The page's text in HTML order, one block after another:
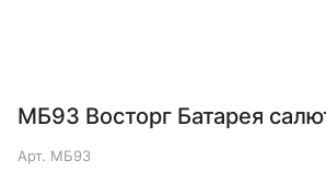
МБ93 Восторг Батарея
Арт. МБ93